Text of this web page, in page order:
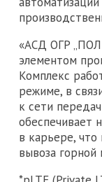
«АСД ОГР
элементом
Комплекс
режиме, в
к сети
обеспечивает
в карьере,
вывоза горной